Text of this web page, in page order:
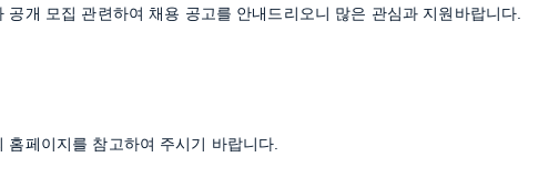
개 모집 관련하여 채용 공고를 안내드리오니 많은 관심과 지원바랍니다.
페이지를 참고하여 주시기 바랍니다.